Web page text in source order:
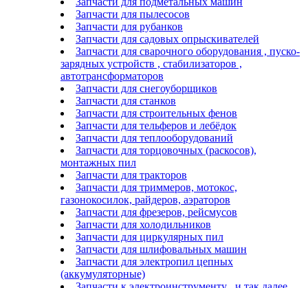
Запчасти для пылесосов
Запчасти для рубанков
Запчасти для садовых опрыскивателей
Запчасти для сварочного оборудования , пуско-
зарядных устройств , стабилизаторов ,
автотрансформаторов
Запчасти для снегоуборщиков
Запчасти для станков
Запчасти для строительных фенов
Запчасти для тельферов и лебёдок
Запчасти для теплооборудований
Запчасти для торцовочных (раскосов),
монтажных пил
Запчасти для тракторов
Запчасти для триммеров, мотокос,
газонокосилок, райдеров, аэраторов
Запчасти для фрезеров, рейсмусов
Запчасти для холодильников
Запчасти для циркулярных пил
Запчасти для шлифовальных машин
Запчасти для электропил цепных
(аккумуляторные)